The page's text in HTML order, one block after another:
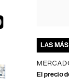
LAS
El precio